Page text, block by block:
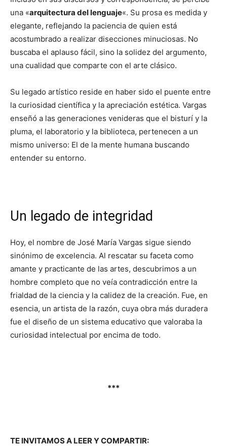
una «arquitectura del lenguaje«. Su prosa es medida y
elegante, reflejando la paciencia de quien está
acostumbrado a realizar disecciones minuciosas. No
buscaba el aplauso fácil, sino la solidez del argumento,
una cualidad que comparte con el arte clásico.
Su legado artístico reside en haber sido el puente entre
la curiosidad científica y la apreciación estética. Vargas
enseñó a las generaciones venideras que el bisturí y la
pluma, el laboratorio y la biblioteca, pertenecen a un
mismo universo: El de la mente humana buscando
entender su entorno.
Un legado de integridad
Hoy, el nombre de José María Vargas sigue siendo
sinónimo de excelencia. Al rescatar su faceta como
amante y practicante de las artes, descubrimos a un
hombre completo que no veía contradicción entre la
frialdad de la ciencia y la calidez de la creación. Fue, en
esencia, un artista de la razón, cuya obra más duradera
fue el diseño de un sistema educativo que valoraba la
curiosidad intelectual por encima de todo.
***
TE INVITAMOS A LEER Y COMPARTIR: